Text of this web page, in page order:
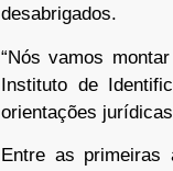
desabrigados.
“Nós vamos
Instituto de
orientações
Entre as